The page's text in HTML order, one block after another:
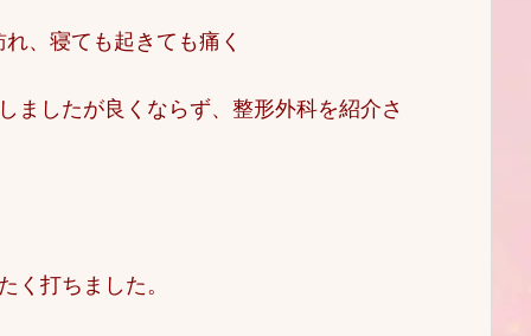
、寝ても起きても痛く
ましたが良くならず、整形外科を紹介さ
く打ちました。